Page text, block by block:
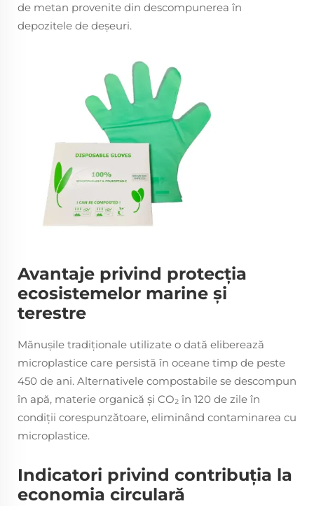
de metan provenite din descompunerea în
depozitele de deșeuri.
Avantaje privind protecția
ecosistemelor marine și
terestre
Mănușile tradiționale utilizate o dată eliberează
microplastice care persistă în oceane timp de peste
450 de ani. Alternativele compostabile se descompun
în apă, materie organică și CO₂ în 120 de zile în
condiții corespunzătoare, eliminând contaminarea cu
microplastice.
Indicatori privind contribuția la
economia circulară